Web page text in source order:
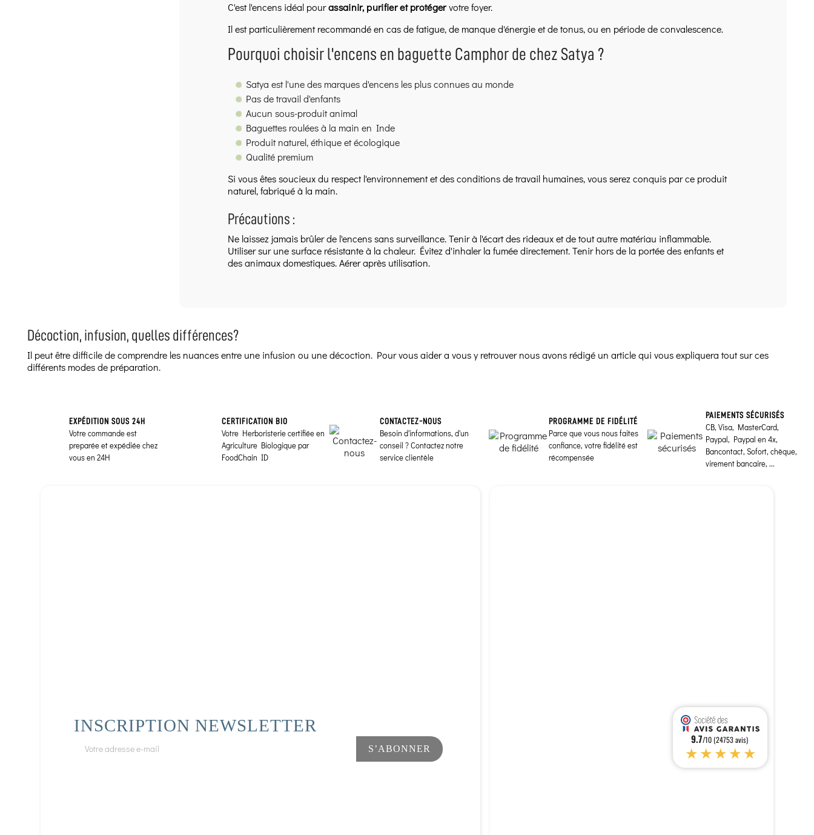
C'est l'encens idéal pourassainir, purifier et protégervotre foyer.
Il est particulièrement recommandé en cas de fatigue, de manque d'énergie et de tonus, ou en période de convalescence.
Pourquoi choisir l'encens en baguette Camphor de chez Satya ?
Satya est l'une des marques d'encens les plus connues au monde
Pas de travail d'enfants
Aucun sous-produit animal
Baguettes roulées à la main en Inde
Produit naturel, éthique et écologique
Qualité premium
Si vous êtes soucieux du respect l'environnement et des conditions de travail humaines, vous serez conquis par ce produit
naturel, fabriqué à la main.
Précautions :
Ne laissez jamais brûler de l'encens sans surveillance. Tenir à l'écart des rideaux et de tout autre matériau inflammable.
Utiliser sur une surface résistante à la chaleur. Évitez d'inhaler la fumée directement. Tenir hors de la portée des enfants et
des animaux domestiques. Aérer après utilisation.
Décoction, infusion, quelles différences?
Il peut être difficile de comprendre les nuances entre une infusion ou une décoction. Pour vous aider a vous y retrouver nous avons rédigé un article qui vous expliquera tout sur ces
différents modes de préparation.
EXPÉDITION SOUS 24H
Votre commande est
preparée et expédiée chez
vous en 24H
CERTIFICATION BIO
Votre Herboristerie certifiée en
Agriculture Biologique par
FoodChain ID
CONTACTEZ-NOUS
Besoin d'informations, d'un
conseil ? Contactez notre
service clientèle
PROGRAMME DE FIDÉLITÉ
Parce que vous nous faites
confiance, votre fidélité est
récompensée
PAIEMENTS SÉCURISÉS
CB, Visa, MasterCard,
Paypal, Paypal en 4x,
Bancontact, Sofort, chèque,
virement bancaire, ...
INSCRIPTION NEWSLETTER
9.7/10 (24753 avis)
★★★★★